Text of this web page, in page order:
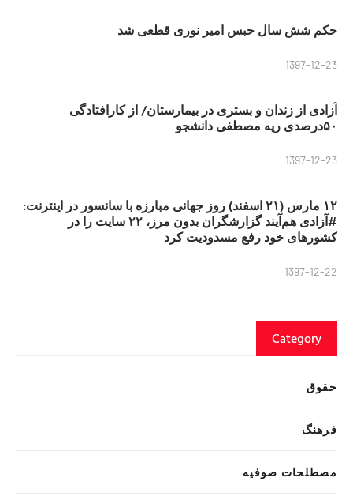
حکم شش سال حبس امیر نوری قطعی شد
1397-12-23
آزادی از زندان و بستری در بیمارستان/ از کارافتادگی
۵۰درصدی ریه مصطفی دانشجو
1397-12-23
۱۲ مارس (۲۱ اسفند) روز جهانی مبارزه با سانسور در اینترنت:
#آزادی هم‌آیند گزارشگران‌ بدون مرز، ۲۲ سایت را در
کشورهای خود رفع مسدودیت کرد
1397-12-22
Category
حقوق
فرهنگ
مصطلحات صوفیه